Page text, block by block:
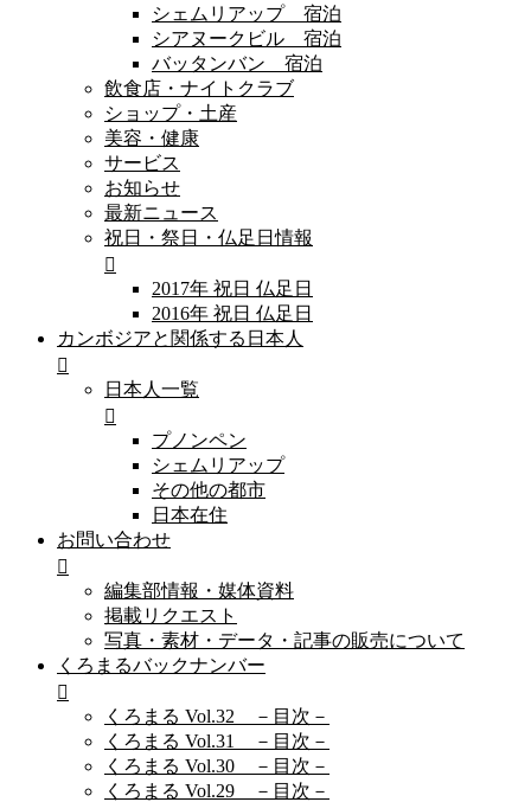
シェムリアップ 宿泊
シアヌークビル 宿泊
バッタンバン 宿泊
飲食店・ナイトクラブ
ショップ・土産
美容・健康
サービス
お知らせ
最新ニュース
祝日・祭日・仏足日情報
2017年 祝日 仏足日
2016年 祝日 仏足日
カンボジアと関係する日本人
日本人一覧
プノンペン
シェムリアップ
その他の都市
日本在住
お問い合わせ
編集部情報・媒体資料
掲載リクエスト
写真・素材・データ・記事の販売について
くろまるバックナンバー
くろまる Vol.32 －目次－
くろまる Vol.31 －目次－
くろまる Vol.30 －目次－
くろまる Vol.29 －目次－